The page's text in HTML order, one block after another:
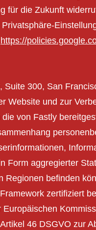
für die Zukunft
https://
Suite 300, San
Website und zur
von Fastly
Form aggregierter
Regionen befinden
zertifiziert
46 DSGVO zur